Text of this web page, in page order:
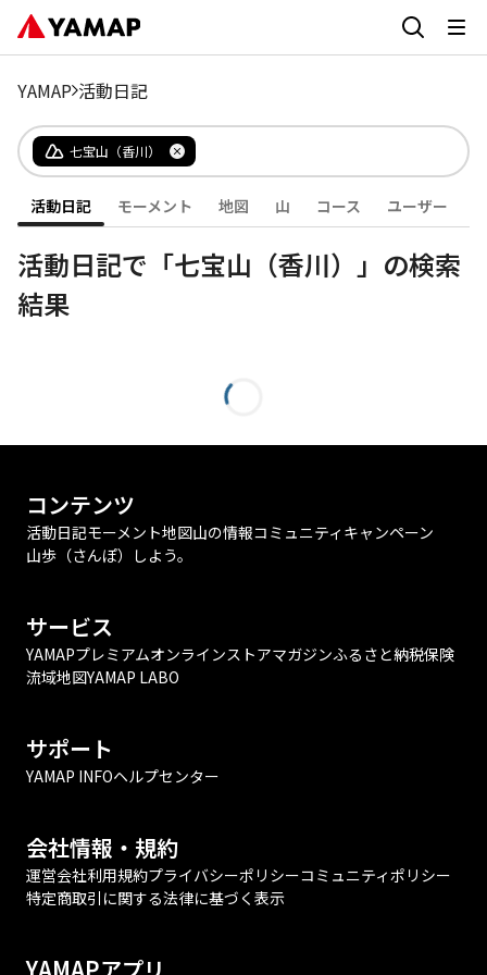
YAMAP 活動日記
七宝山（香川）
活動日記 モーメント 地図 山 コース ユーザー
活動日記で「七宝山（香川）」の検索
結果
コンテンツ
活動日記モーメント地図山の情報コミュニティ キャンペーン
山歩（さんぽ）しよう。
サービス
YAMAPプレミアムオンラインストアマガジンふるさと納税保険
流域地図YAMAP LABO
サポート
YAMAP INFOヘルプセンター
会社情報・規約
運営会社利用規約プライバシーポリシーコミュニティポリシー
特定商取引に関する法律に基づく表示